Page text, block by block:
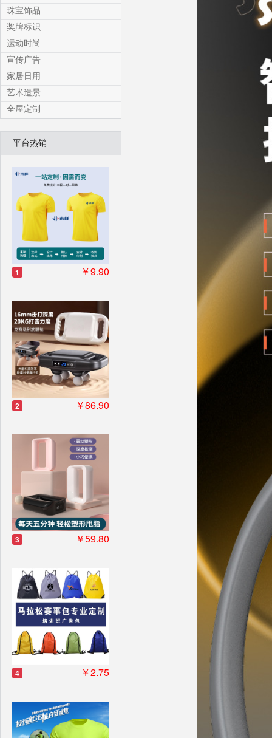
珠宝饰品
奖牌标识
运动时尚
宣传广告
家居日用
艺术造景
全屋定制
平台热销
1 ￥9.90
2 ￥86.90
3 ￥59.80
4 ￥2.75